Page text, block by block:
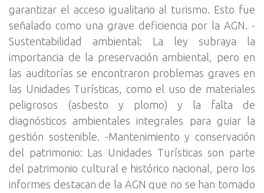
garantizar el acceso igualitario al turismo. Esto fue
señalado como una grave deficiencia por la AGN. -
Sustentabilidad ambiental: La ley subraya la
importancia de la preservación ambiental, pero en
las auditorías se encontraron problemas graves en
las Unidades Turísticas, como el uso de materiales
peligrosos (asbesto y plomo) y la falta de
diagnósticos ambientales integrales para guiar la
gestión sostenible. -Mantenimiento y conservación
del patrimonio: Las Unidades Turísticas son parte
del patrimonio cultural e histórico nacional, pero los
informes destacan de la AGN que no se han tomado